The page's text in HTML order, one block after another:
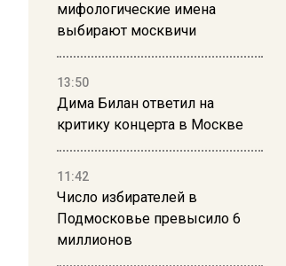
мифологические имена
выбирают москвичи
13:50
Дима Билан ответил на
критику концерта в Москве
11:42
Число избирателей в
Подмосковье превысило 6
миллионов